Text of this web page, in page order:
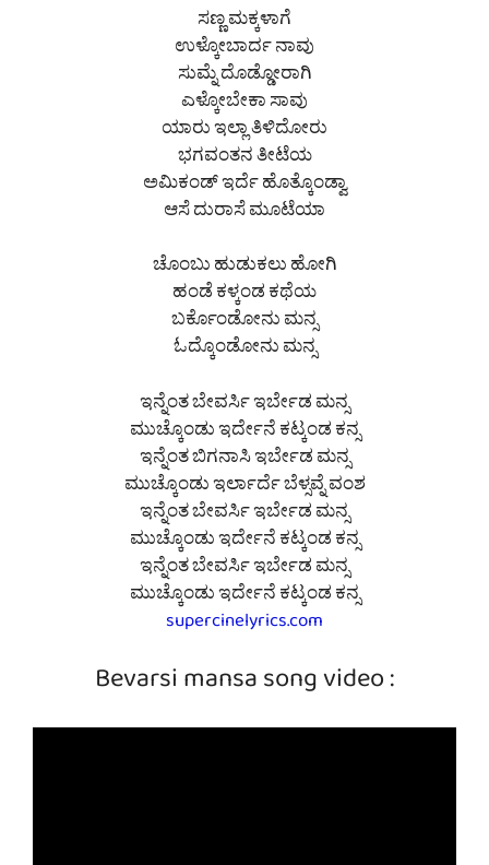
ಸಣ್ಣ ಮಕ್ಕಳಾಗೆ
ಉಳ್ಕೋಬಾರ್ದ ನಾವು
ಸುಮ್ನೆ ದೊಡ್ಡೋರಾಗಿ
ಎಳ್ಕೋಬೇಕಾ ಸಾವು
ಯಾರು ಇಲ್ಲಾ ತಿಳಿದೋರು
ಭಗವಂತನ ತೀಟೆಯ
ಅಮಿಕಂಡ್ ಇರ್ದೆ ಹೊತ್ಕೊಂಡ್ವಾ
ಆಸೆ ದುರಾಸೆ ಮೂಟೆಯಾ
ಚೊಂಬು ಹುಡುಕಲು ಹೋಗಿ
ಹಂಡೆ ಕಳ್ಕಂಡ ಕಥೆಯ
ಬರ್ಕೊಂಡೋನು ಮನ್ಸ
ಓದ್ಕೊಂಡೋನು ಮನ್ಸ
ಇನ್ನೆಂತ ಬೇವರ್ಸಿ ಇರ್ಬೇಡ ಮನ್ಸ
ಮುಚ್ಕೊಂಡು ಇರ್ದೇನೆ ಕಟ್ಕಂಡ ಕನ್ಸ
ಇನ್ನೆಂತ ಬಿಗನಾಸಿ ಇರ್ಬೇಡ ಮನ್ಸ
ಮುಚ್ಕೊಂಡು ಇರ್ಲಾರ್ದೆ ಬೆಳ್ಸವ್ನೆ ವಂಶ
ಇನ್ನೆಂತ ಬೇವರ್ಸಿ ಇರ್ಬೇಡ ಮನ್ಸ
ಮುಚ್ಕೊಂಡು ಇರ್ದೇನೆ ಕಟ್ಕಂಡ ಕನ್ಸ
ಇನ್ನೆಂತ ಬೇವರ್ಸಿ ಇರ್ಬೇಡ ಮನ್ಸ
ಮುಚ್ಕೊಂಡು ಇರ್ದೇನೆ ಕಟ್ಕಂಡ ಕನ್ಸ
supercinelyrics.com
Bevarsi mansa song video :